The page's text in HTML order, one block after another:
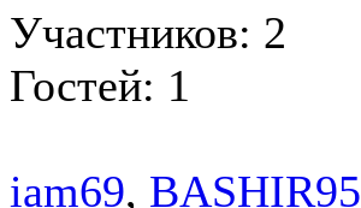
Участников: 2
Гостей: 1
iam69, BASHIR95